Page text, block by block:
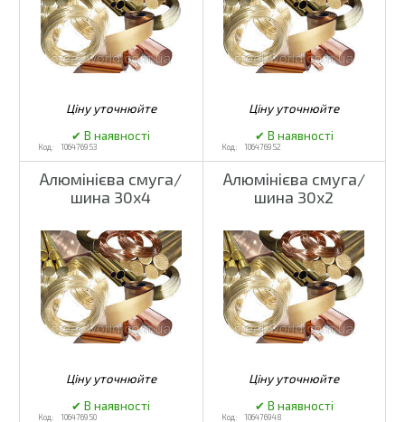
106476953 106476952
Алюмінієва смуга/
шина 30x4
106476950
Алюмінієва смуга/
шина 30x2
106476948